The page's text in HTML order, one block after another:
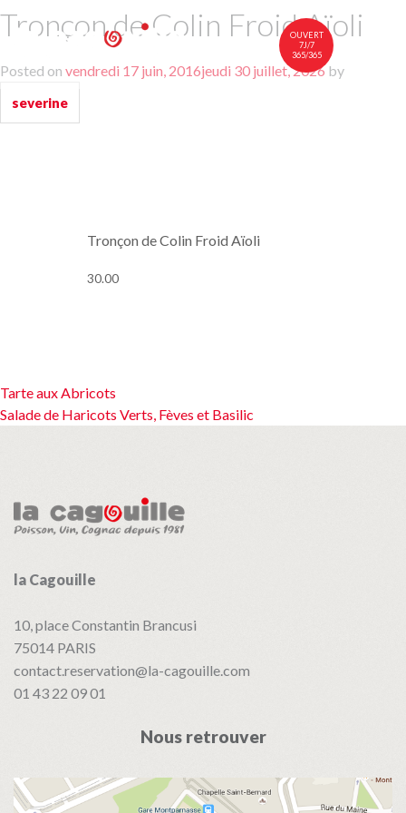
OUVERT
7J/7
365/365
À TABLE
Tronçon de Colin Froid Aïoli
Posted on vendredi 17 juin, 2016jeudi 30 juillet, 2026by
severine
Tronçon de Colin Froid Aïoli
30.00
Navigation
de
Tarte aux Abricots
Salade de Haricots Verts, Fèves et Basilic
la Cagouille
10, place Constantin Brancusi
75014 PARIS
contact.reservation@la-cagouille.com
01 43 22 09 01
Nous retrouver